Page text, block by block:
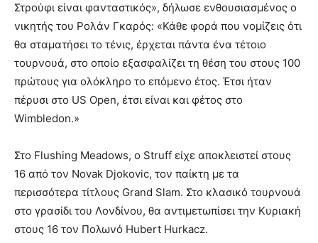
Στρούφι είναι φανταστικός», δήλωσε ενθουσιασμένος ο
νικητής του Ρολάν Γκαρός: «Κάθε φορά που νομίζεις ότι
θα σταματήσει το τένις, έρχεται πάντα ένα τέτοιο
τουρνουά, στο οποίο εξασφαλίζει τη θέση του στους 100
πρώτους για ολόκληρο το επόμενο έτος. Έτσι ήταν
πέρυσι στο US Open, έτσι είναι και φέτος στο
Wimbledon.»
Στο Flushing Meadows, ο Struff είχε αποκλειστεί στους
16 από τον Novak Djokovic, τον παίκτη με τα
περισσότερα τίτλους Grand Slam. Στο κλασικό τουρνουά
στο γρασίδι του Λονδίνου, θα αντιμετωπίσει την Κυριακή
στους 16 τον Πολωνό Hubert Hurkacz.